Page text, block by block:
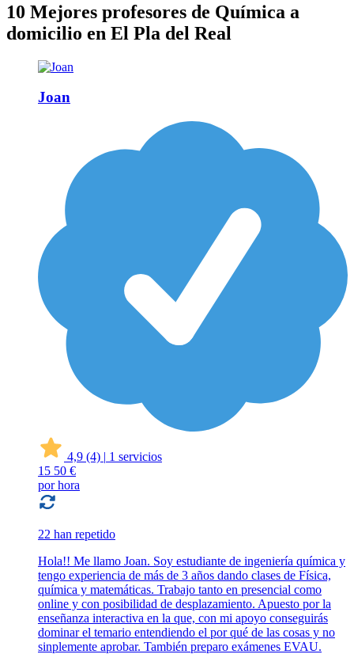
10 Mejores profesores de Química a
domicilio en El Pla del Real
Joan
4,9 (4) | 1 servicios
15 50 €
por hora
22 han repetido
Hola!! Me llamo Joan. Soy estudiante de ingeniería química y
tengo experiencia de más de 3 años dando clases de Física,
química y matemáticas. Trabajo tanto en presencial como
online y con posibilidad de desplazamiento. Apuesto por la
enseñanza interactiva en la que, con mi apoyo conseguirás
dominar el temario entendiendo el por qué de las cosas y no
sinplemente aprobar. También preparo exámenes EVAU.